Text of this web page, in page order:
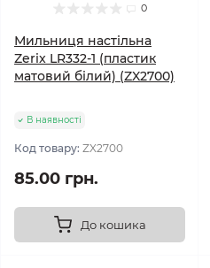
0
Мильниця настільна
Zerix LR332-1 (пластик
матовий білий) (ZX2700)
В наявності
Код товару: ZX2700
85.00 грн.
До кошика